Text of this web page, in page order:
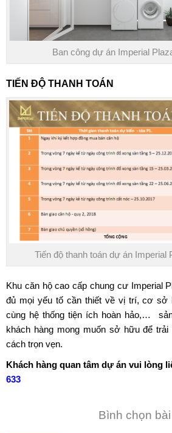
Ban công dự án Imperial
TIẾN ĐỘ THANH TOÁN
Tiến độ thanh toán dự án Imperial
Khu căn hộ cao cấp chung cư Imperial
đủ mọi yếu tố cần thiết về vị trí, cơ sở
cùng hệ thống tiện ích hoàn hảo,…
khách hàng mong muốn sở hữu để
cách trọn vẹn.
Khách hàng quan tâm dự án vui lòng
633
Bình chọn